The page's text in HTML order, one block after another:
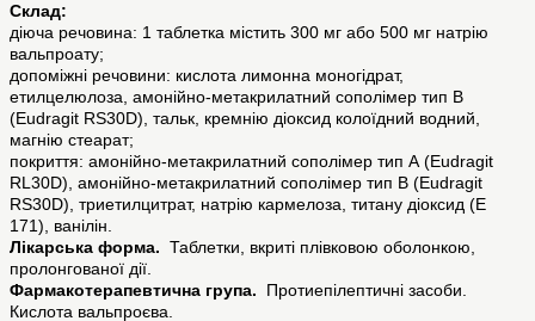
Склад:
діюча речовина: 1 таблетка містить 300 мг або 500 мг натрію
вальпроату;
допоміжні речовини: кислота лимонна моногідрат,
етилцелюлоза, амонійно-метакрилатний сополімер тип В
(Eudragit RS30D), тальк, кремнію діоксид колоїдний водний,
магнію стеарат;
покриття: амонійно-метакрилатний сополімер тип А (Eudragit
RL30D), амонійно-метакрилатний сополімер тип В (Eudragit
RS30D), триетилцитрат, натрію кармелоза, титану діоксид (E
171), ванілін.
Лікарська форма. Таблетки, вкриті плівковою оболонкою,
пролонгованої дії.
Фармакотерапевтична група.
Протиепілептичні засоби.
Кислота вальпроєва.